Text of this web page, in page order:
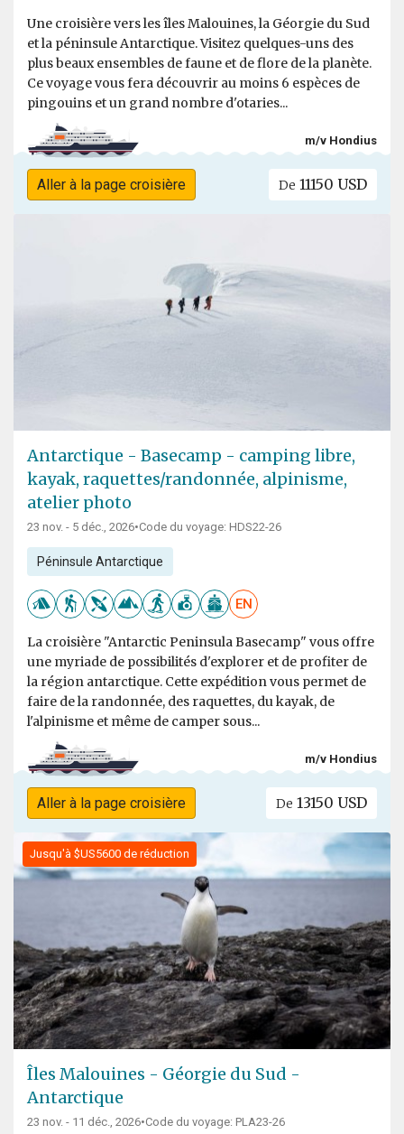
Une croisière vers les îles Malouines, la Géorgie du Sud
et la péninsule Antarctique. Visitez quelques-uns des
plus beaux ensembles de faune et de flore de la planète.
Ce voyage vous fera découvrir au moins 6 espèces de
pingouins et un grand nombre d'otaries...
m/v Hondius
Aller à la page croisière De 11150 USD
Antarctique - Basecamp - camping libre,
kayak, raquettes/randonnée, alpinisme,
atelier photo
23 nov. - 5 déc., 2026•Code du voyage: HDS22-26
Péninsule Antarctique
EN
La croisière "Antarctic Peninsula Basecamp" vous offre
une myriade de possibilités d'explorer et de profiter de
la région antarctique. Cette expédition vous permet de
faire de la randonnée, des raquettes, du kayak, de
l'alpinisme et même de camper sous...
m/v Hondius
Aller à la page croisière De 13150 USD
Jusqu'à $US5600 de réduction
Îles Malouines - Géorgie du Sud -
Antarctique
23 nov. - 11 déc., 2026•Code du voyage: PLA23-26